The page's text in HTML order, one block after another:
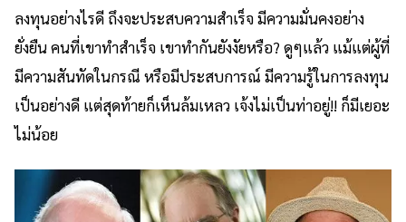
ลงทุนอย่างไรดี ถึงจะประสบความสำเร็จ มีความมั่นคงอย่าง
ยั่งยืน คนที่เขาทำสำเร็จ เขาทำกันยังงัยหรือ? ดูๆแล้ว แม้แต่ผู้ที่
มีความสันทัดในกรณี หรือมีประสบการณ์ มีความรู้ในการลงทุน
เป็นอย่างดี แต่สุดท้ายก็เห็นล้มเหลว เจ้งไม่เป็นท่าอยู่!! ก็มีเยอะ
ไม่น้อย